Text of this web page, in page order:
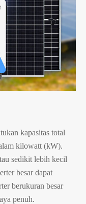
kapasitas total
kilowatt (kW).
sedikit lebih kecil
besar dapat
berukuran besar
penuh.